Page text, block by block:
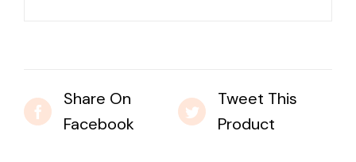
Share On
Facebook
Tweet This
Product